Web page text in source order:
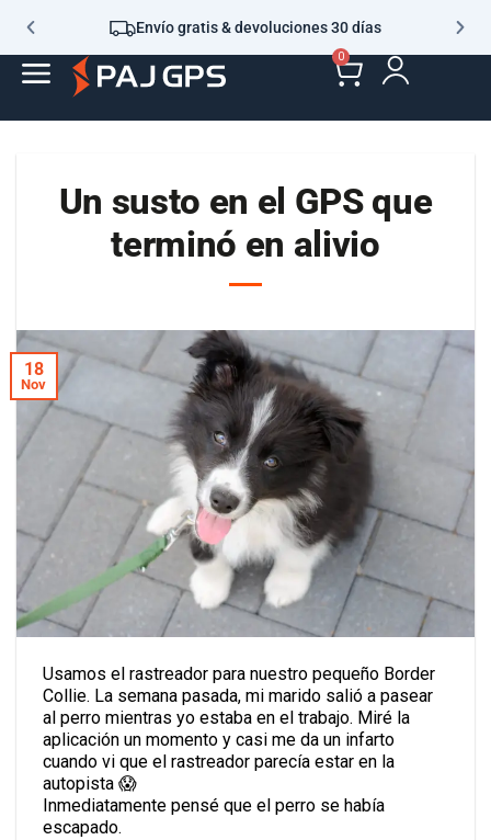
Envío gratis & devoluciones 30 días
0
Un susto en el GPS que
terminó en alivio
18
Nov
Usamos el rastreador para nuestro pequeño Border
Collie. La semana pasada, mi marido salió a pasear
al perro mientras yo estaba en el trabajo. Miré la
aplicación un momento y casi me da un infarto
cuando vi que el rastreador parecía estar en la
autopista 😱
Inmediatamente pensé que el perro se había
escapado.